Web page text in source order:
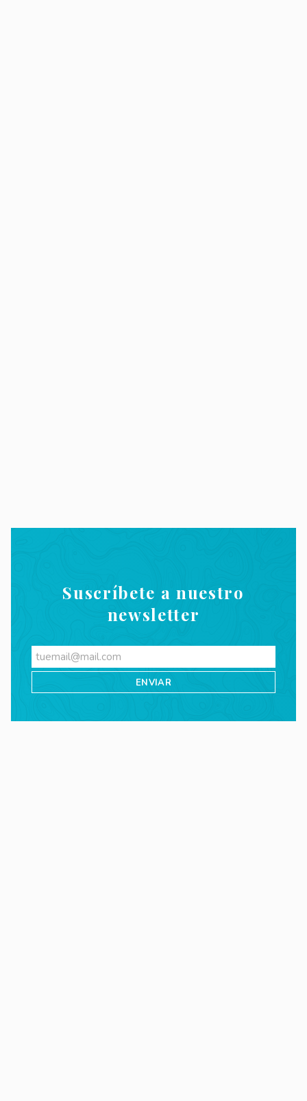
Suscríbete a nuestro
newsletter